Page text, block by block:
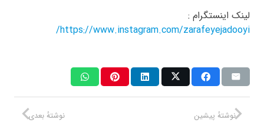
لینک اینستگرام :
https://www.instagram.com/zarafeyejadooyi/
نوشتهٔ بعدی نوشتهٔ پیشین